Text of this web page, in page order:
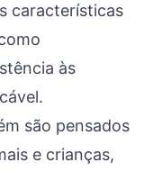
características
às
são pensados
e crianças,